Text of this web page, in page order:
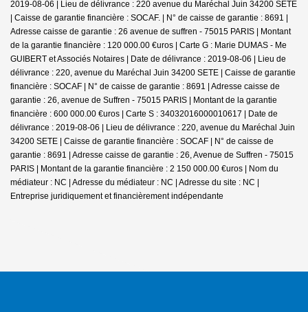
2019-08-06 | Lieu de délivrance : 220 avenue du Maréchal Juin 34200 SETE
| Caisse de garantie financière : SOCAF. | N° de caisse de garantie : 8691 |
Adresse caisse de garantie : 26 avenue de suffren - 75015 PARIS | Montant
de la garantie financière : 120 000.00 €uros | Carte G : Marie DUMAS - Me
GUIBERT et Associés Notaires | Date de délivrance : 2019-08-06 | Lieu de
délivrance : 220, avenue du Maréchal Juin 34200 SETE | Caisse de garantie
financière : SOCAF | N° de caisse de garantie : 8691 | Adresse caisse de
garantie : 26, avenue de Suffren - 75015 PARIS | Montant de la garantie
financière : 600 000.00 €uros | Carte S : 34032016000010617 | Date de
délivrance : 2019-08-06 | Lieu de délivrance : 220, avenue du Maréchal Juin
34200 SETE | Caisse de garantie financière : SOCAF | N° de caisse de
garantie : 8691 | Adresse caisse de garantie : 26, Avenue de Suffren - 75015
PARIS | Montant de la garantie financière : 2 150 000.00 €uros | Nom du
médiateur : NC | Adresse du médiateur : NC | Adresse du site : NC |
Entreprise juridiquement et financièrement indépendante